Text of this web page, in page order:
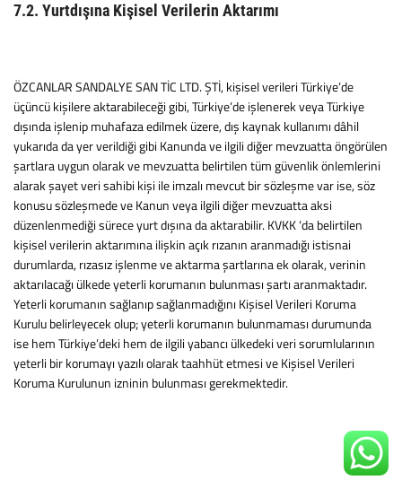
7.2. Yurtdışına Kişisel Verilerin Aktarımı
ÖZCANLAR SANDALYE SAN TİC LTD. ŞTİ, kişisel verileri Türkiye’de
üçüncü kişilere aktarabileceği gibi, Türkiye’de işlenerek veya Türkiye
dışında işlenip muhafaza edilmek üzere, dış kaynak kullanımı dâhil
yukarıda da yer verildiği gibi Kanunda ve ilgili diğer mevzuatta öngörülen
şartlara uygun olarak ve mevzuatta belirtilen tüm güvenlik önlemlerini
alarak şayet veri sahibi kişi ile imzalı mevcut bir sözleşme var ise, söz
konusu sözleşmede ve Kanun veya ilgili diğer mevzuatta aksi
düzenlenmediği sürece yurt dışına da aktarabilir. KVKK ‘da belirtilen
kişisel verilerin aktarımına ilişkin açık rızanın aranmadığı istisnai
durumlarda, rızasız işlenme ve aktarma şartlarına ek olarak, verinin
aktarılacağı ülkede yeterli korumanın bulunması şartı aranmaktadır.
Yeterli korumanın sağlanıp sağlanmadığını Kişisel Verileri Koruma
Kurulu belirleyecek olup; yeterli korumanın bulunmaması durumunda
ise hem Türkiye’deki hem de ilgili yabancı ülkedeki veri sorumlularının
yeterli bir korumayı yazılı olarak taahhüt etmesi ve Kişisel Verileri
Koruma Kurulunun izninin bulunması gerekmektedir.